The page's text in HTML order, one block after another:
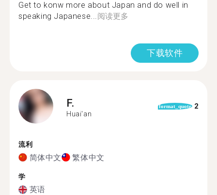
Get to konw more about Japan and do well in
speaking Japanese...阅读更多
下载软件
F.
Huai'an
format_quote 2
流利
简体中文 繁体中文
学
英语